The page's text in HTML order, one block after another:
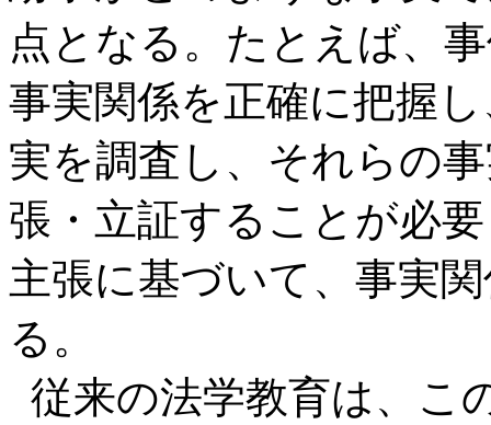
点となる。たとえば、
事実関係を正確に把握
実を調査し、それらの
張・立証することが必
主張に基づいて、事実
る。
従来の法学教育は、こ